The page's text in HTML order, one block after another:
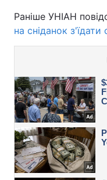
Раніше УНІАН
на сніданок